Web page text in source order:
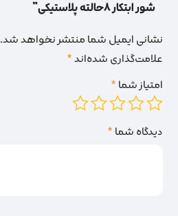
شور ابتکار 8حالته پلاستیکی”
نشانی ایمیل شما منتشر نخواهد شد.
علامت‌گذاری شده‌اند*
امتیاز شما*
دیدگاه شما*